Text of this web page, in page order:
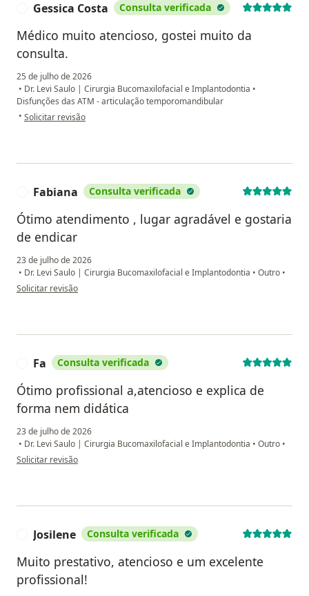
Gessica Costa Consulta verificada
Médico muito atencioso, gostei muito da
consulta.
25 de julho de 2026
• Dr. Levi Saulo | Cirurgia Bucomaxilofacial e Implantodontia •
Disfunções das ATM - articulação temporomandibular
• na opinião do utilizador Gessica Costa
Solicitar revisão
Fabiana Consulta verificada
Ótimo atendimento , lugar agradável e gostaria
de endicar
23 de julho de 2026
• Dr. Levi Saulo | Cirurgia Bucomaxilofacial e Implantodontia • Outro •
na opinião do utilizador Fabiana
Solicitar revisão
Fa Consulta verificada
Ótimo profissional a,atencioso e explica de
forma nem didática
23 de julho de 2026
• Dr. Levi Saulo | Cirurgia Bucomaxilofacial e Implantodontia • Outro •
na opinião do utilizador Fa
Solicitar revisão
Josilene Consulta verificada
Muito prestativo, atencioso e um excelente
profissional!